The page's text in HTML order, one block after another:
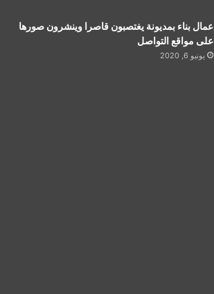
عمال بناء بمديونة يغتصبون قاصرا وينشرون صورها
على مواقع التواصل
يونيو 6, 2020